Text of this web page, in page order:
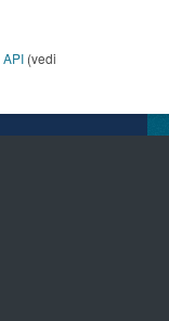
API (vedi